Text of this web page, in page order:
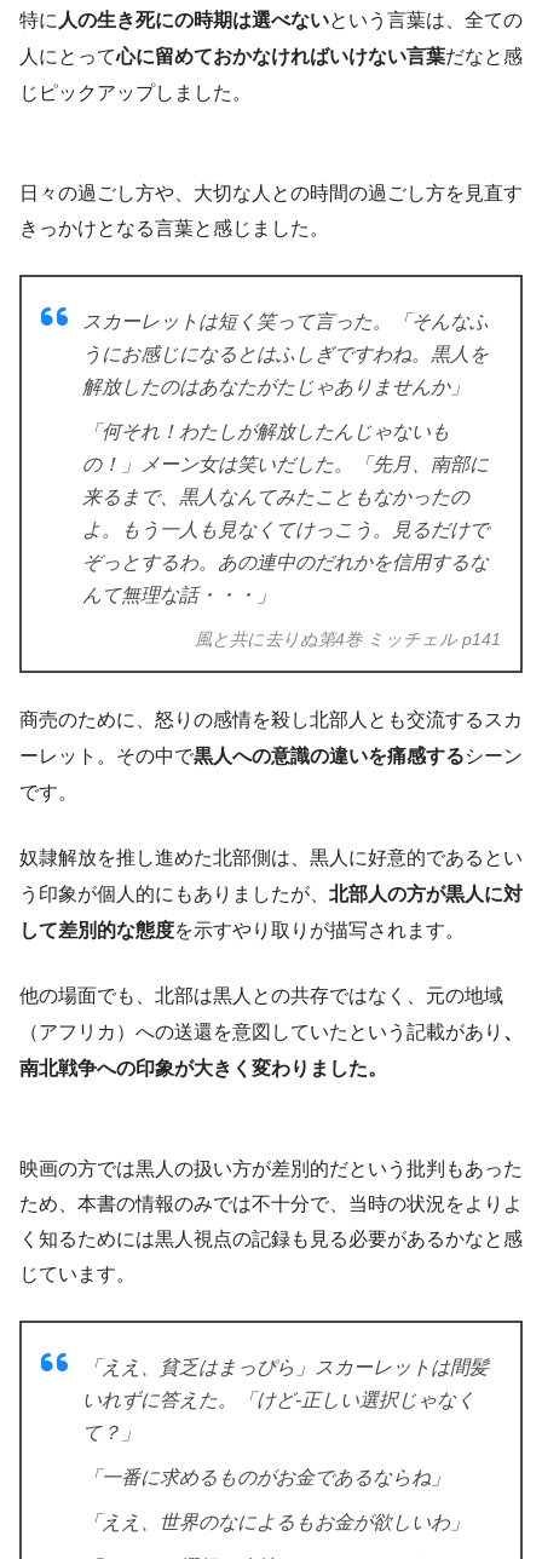
特に 人の生き死にの時期は選べないという言葉は、全ての
人にとって心に留めておかなければいけない言葉だなと感
じピックアップしました。
日々の過ごし方や、大切な人との時間の過ごし方を見直す
きっかけとなる言葉と感じました。
スカーレットは短く笑って言った。「そんなふ
うにお感じになるとはふしぎですわね。黒人を
解放したのはあなたがたじゃありませんか」
「何それ！わたしが解放したんじゃないも
の！」メーン女は笑いだした。「先月、南部に
来るまで、黒人なんてみたこともなかったの
よ。もう一人も見なくてけっこう。見るだけで
ぞっとするわ。あの連中のだれかを信用するな
んて無理な話・・・」
風と共に去りぬ第4巻 ミッチェル p141
商売のために、怒りの感情を殺し北部人とも交流するスカ
ーレット。その中で黒人への意識の違いを痛感するシーン
です。
奴隷解放を推し進めた北部側は、黒人に好意的であるとい
う印象が個人的にもありましたが、 北部人の方が黒人に対
して差別的な態度を示すやり取りが描写されます。
他の場面でも、北部は黒人との共存ではなく、元の地域
（アフリカ）への送還を意図していたという記載があり 、
南北戦争への印象が大きく変わりました。
映画の方では黒人の扱い方が差別的だという批判もあった
ため、本書の情報のみでは不十分で、当時の状況をよりよ
く知るためには黒人視点の記録も見る必要があるかなと感
じています。
「ええ、貧乏はまっぴら」スカーレットは間髪
いれずに答えた。「けど-正しい選択じゃなく
て？」
「一番に求めるものがお金であるならね」
「ええ、世界のなによるもお金が欲しいわ」